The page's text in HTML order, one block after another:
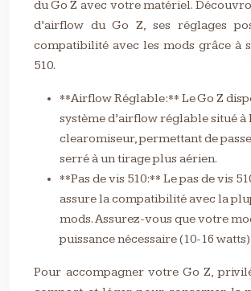
du Go Z avec votre matériel.
d’airflow du Go Z, ses réglages
compatibilité avec les mods grâce à
510.
**Airflow Réglable:** Le Go Z
système d’airflow réglable situé à
clearomiseur, permettant de
serré à un tirage plus aérien.
**Pas de vis 510:** Le pas de vis
assure la compatibilité avec la
mods. Assurez-vous que votre
puissance nécessaire (10-16 watts).
Pour accompagner votre Go Z,